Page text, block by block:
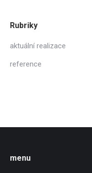
Rubriky
aktuální realizace
reference
menu